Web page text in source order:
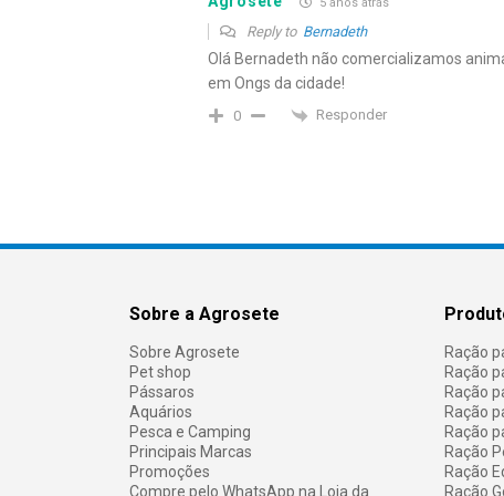
Reply to Bernadeth
Olá Bernadeth não comercializamos
em Ongs da cidade!
0 Responder
Sobre a Agrosete
Sobre Agrosete
Pet shop
Pássaros
Aquários
Pesca e Camping
Principais Marcas
Promoções
Compre pelo WhatsApp na Loja da
Ração
Ração
Ração
Ração
Ração
Ração
Ração
Ração